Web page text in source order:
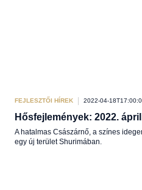
FEJLESZTŐI HÍREK 2022-04-
Hősfejlemények: 2022.
A hatalmas Császárnő, a színes
egy új terület Shurimában.